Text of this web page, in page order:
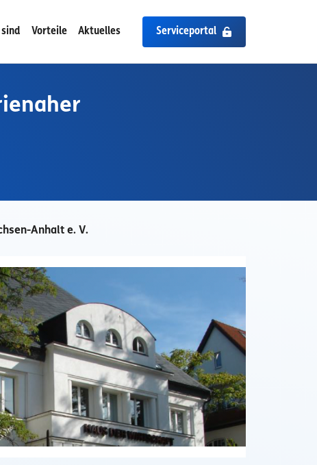
Vorteile Aktuelles Serviceportal
Anhalt e. V.